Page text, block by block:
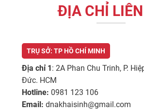
ĐỊA CHỈ
TRỤ SỞ: TP HỒ CHÍ MINH
Địa chỉ 1: 2A Phan Chu Trinh, P.
Đức. HCM
Hotline: 0981 123 106
Email: dnakhaisinh@gmail.com